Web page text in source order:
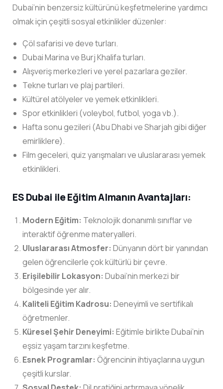
Dubai’nin benzersiz kültürünü keşfetmelerine yardımcı
olmak için çeşitli sosyal etkinlikler düzenler:
Çöl safarisi ve deve turları.
Dubai Marina ve Burj Khalifa turları.
Alışveriş merkezleri ve yerel pazarlara geziler.
Tekne turları ve plaj partileri.
Kültürel atölyeler ve yemek etkinlikleri.
Spor etkinlikleri (voleybol, futbol, yoga vb.).
Hafta sonu gezileri (Abu Dhabi ve Sharjah gibi diğer
emirliklere).
Film geceleri, quiz yarışmaları ve uluslararası yemek
etkinlikleri.
ES Dubai ile Eğitim Almanın Avantajları:
Modern Eğitim: Teknolojik donanımlı sınıflar ve
interaktif öğrenme materyalleri.
Uluslararası Atmosfer: Dünyanın dört bir yanından
gelen öğrencilerle çok kültürlü bir çevre.
Erişilebilir Lokasyon: Dubai’nin merkezi bir
bölgesinde yer alır.
Kaliteli Eğitim Kadrosu: Deneyimli ve sertifikalı
öğretmenler.
Küresel Şehir Deneyimi: Eğitimle birlikte Dubai’nin
eşsiz yaşam tarzını keşfetme.
Esnek Programlar: Öğrencinin ihtiyaçlarına uygun
çeşitli kurslar.